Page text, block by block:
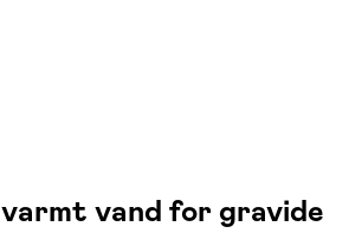
vand for gravide